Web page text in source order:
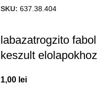
SKU: 637.38.404
labazatrogzito fabol
keszult elolapokhoz
1,00 lei